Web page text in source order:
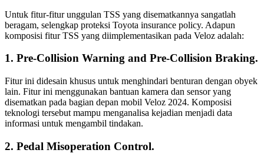
Untuk fitur-fitur unggulan TSS yang disematkannya sangatlah
beragam, selengkap proteksi Toyota insurance policy. Adapun
komposisi fitur TSS yang diimplementasikan pada Veloz adalah:
1. Pre-Collision Warning and Pre-Collision Braking.
Fitur ini didesain khusus untuk menghindari benturan dengan obyek
lain. Fitur ini menggunakan bantuan kamera dan sensor yang
disematkan pada bagian depan mobil Veloz 2024. Komposisi
teknologi tersebut mampu menganalisa kejadian menjadi data
informasi untuk mengambil tindakan.
2. Pedal Misoperation Control.